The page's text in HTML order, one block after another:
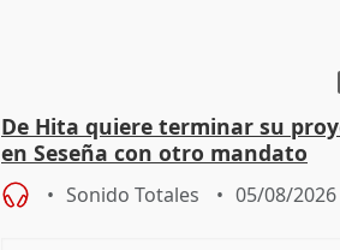
De Hita quiere terminar su
en Seseña con otro mandato
Sonido Totales 05/08/2026